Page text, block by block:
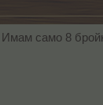
само 8